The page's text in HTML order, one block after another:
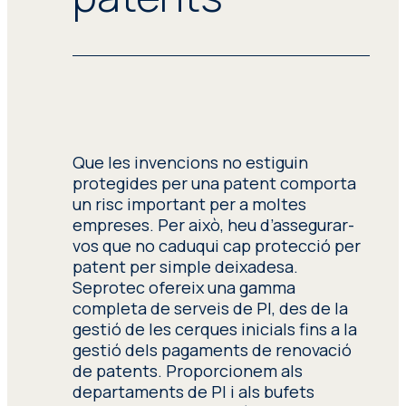
Segons l’objectiu, el nostre equip
dona suport tant a inventors
particulars com a empreses
mitjançant informes generals i
anàlisis en profunditat de cada
reivindicació de patent concreta, i
duu a terme diversos tipus de cerques
especialitzades de patents, incloses
les cerques de paisatge tecnològic,
de patentabilitat/novetat, de llibertat
d’operació (FTO, per les sigles en
anglès) i de validesa/invalidesa.
Que les invencions no estiguin
protegides per una patent comporta
un risc important per a moltes
empreses. Per això, heu d’assegurar-
vos que no caduqui cap protecció per
patent per simple deixadesa.
Seprotec ofereix una gamma
completa de serveis de PI, des de la
gestió de les cerques inicials fins a la
gestió dels pagaments de renovació
de patents. Proporcionem als
departaments de PI i als bufets